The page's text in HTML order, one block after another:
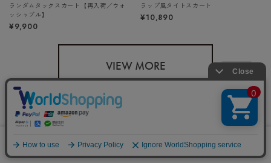
ランダムタックスカート【再入荷／ウォ
ッシャブル】
¥9,900
ラップ風タイトスカート
¥10,890
VIEW MORE